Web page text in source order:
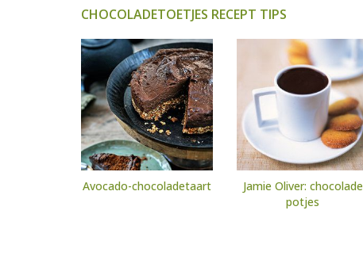
CHOCOLADETOETJES RECEPT TIPS
Avocado-chocoladetaart
Jamie Oliver: chocolade
potjes